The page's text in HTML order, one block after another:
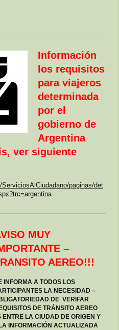
Información
los requisitos
para viajeros
determinada
por el
gobierno de
Argentina
ver siguiente
paginas/det
MUY
–
AEREO!!!
INFORMA A TODOS LOS
LA NECESIDAD –
DE VERIFAR
DE TRÁNSITO AEREO
LA CIUDAD DE ORIGEN Y
INFORMACIÓN ACTUALIZADA